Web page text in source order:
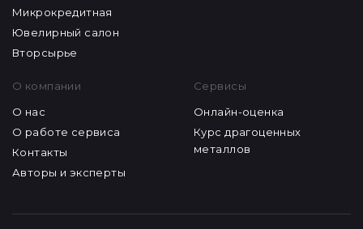
Микрокредитная
Ювелирный салон
Вторсырье
О компании
О нас
О работе сервиса
Контакты
Авторы и эксперты
Сервисы
Онлайн-оценка
Курс драгоценных
металлов